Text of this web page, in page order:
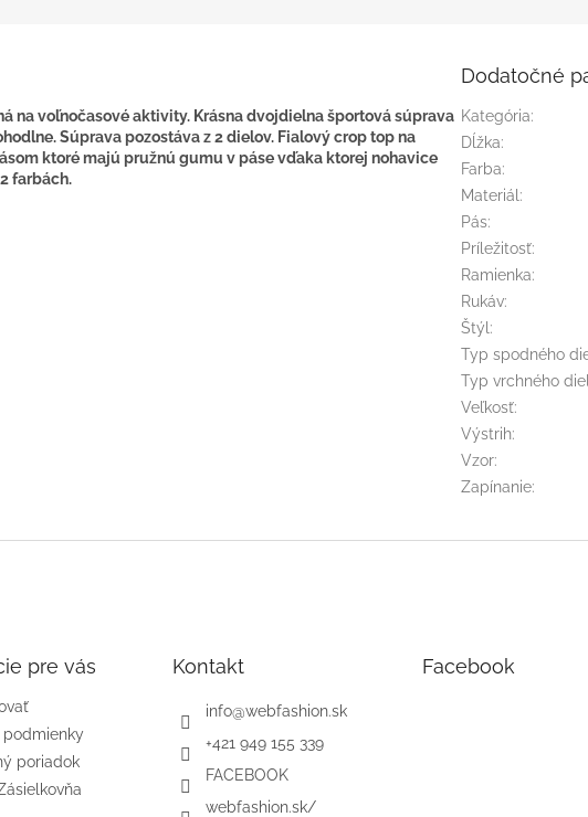
na voľnočasové aktivity. Krásna dvojdielna športová súprava
Súprava pozostáva z 2 dielov. Fialový crop top na
ktoré majú pružnú gumu v páse vďaka ktorej nohavice
farbách.
Dodatočné
Kategória:
Dĺžka:
Farba:
Materiál:
Pás:
Príležitosť:
Ramienka:
Rukáv:
Štýl:
Typ spodného
Typ vrchného
Veľkosť:
Výstrih:
Vzor:
Zapínanie:
pre vás
poriadok
Kontakt
info@webfashion.sk
+421 949 155 339
FACEBOOK
webfashion.sk/
Facebook